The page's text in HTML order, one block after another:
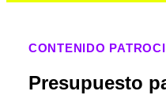
CONTENIDO
Presupuesto